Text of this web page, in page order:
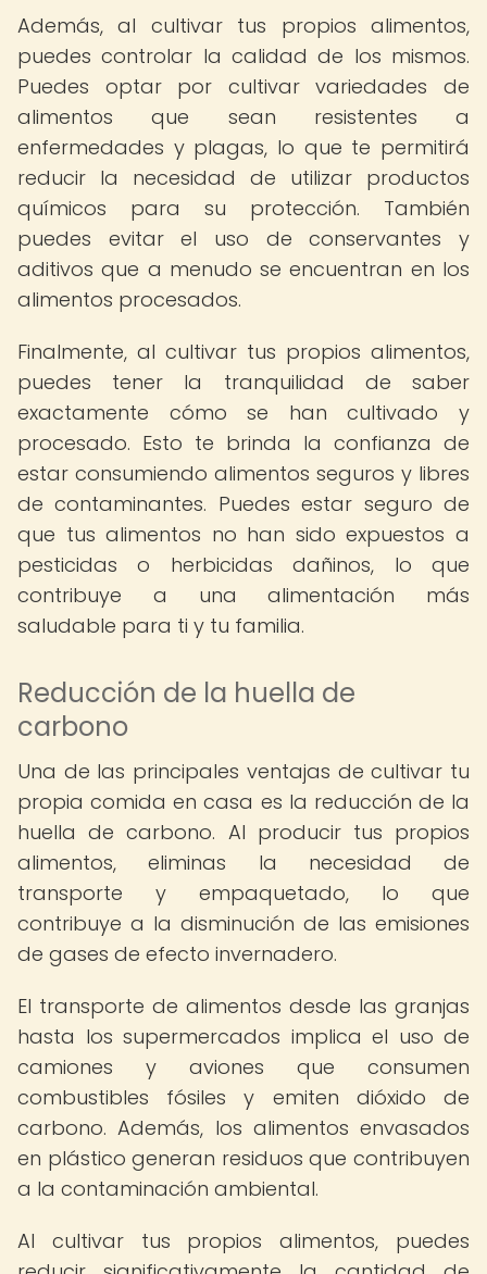
Además, al cultivar tus propios alimentos,
puedes controlar la calidad de los mismos.
Puedes optar por cultivar variedades de
alimentos que sean resistentes a
enfermedades y plagas, lo que te permitirá
reducir la necesidad de utilizar productos
químicos para su protección. También
puedes evitar el uso de conservantes y
aditivos que a menudo se encuentran en los
alimentos procesados.
Finalmente, al cultivar tus propios alimentos,
puedes tener la tranquilidad de saber
exactamente cómo se han cultivado y
procesado. Esto te brinda la confianza de
estar consumiendo alimentos seguros y libres
de contaminantes. Puedes estar seguro de
que tus alimentos no han sido expuestos a
pesticidas o herbicidas dañinos, lo que
contribuye a una alimentación más
saludable para ti y tu familia.
Reducción de la huella de
carbono
Una de las principales ventajas de cultivar tu
propia comida en casa es la reducción de la
huella de carbono. Al producir tus propios
alimentos, eliminas la necesidad de
transporte y empaquetado, lo que
contribuye a la disminución de las emisiones
de gases de efecto invernadero.
El transporte de alimentos desde las granjas
hasta los supermercados implica el uso de
camiones y aviones que consumen
combustibles fósiles y emiten dióxido de
carbono. Además, los alimentos envasados
en plástico generan residuos que contribuyen
a la contaminación ambiental.
Al cultivar tus propios alimentos, puedes